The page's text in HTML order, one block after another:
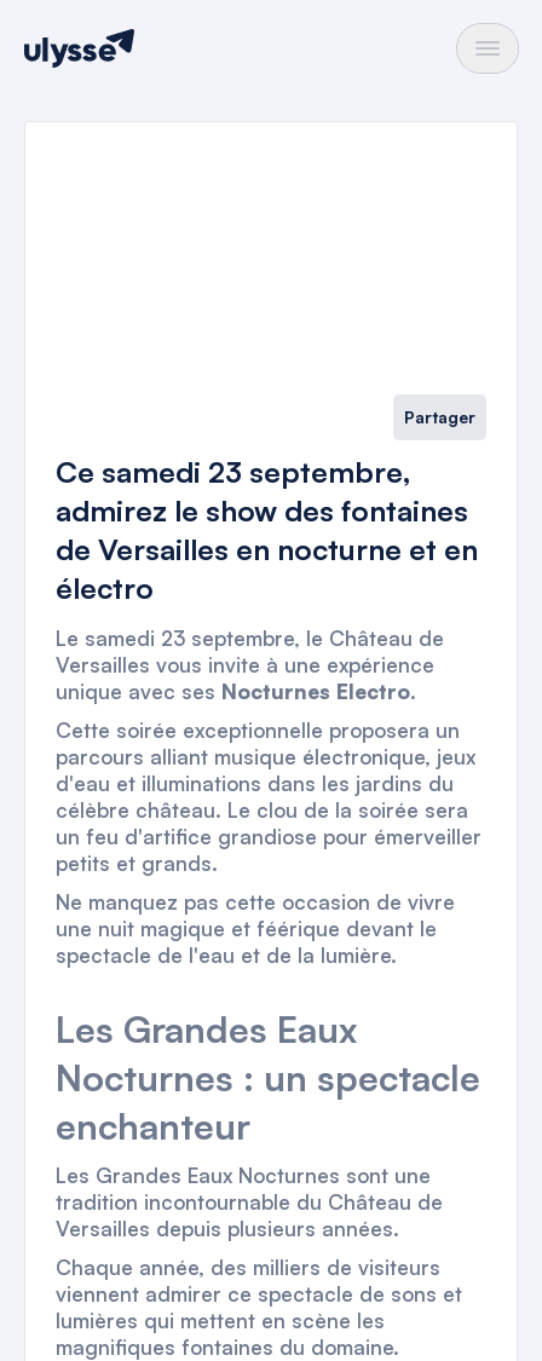
Partager
Ce samedi 23 septembre,
admirez le show des fontaines
de Versailles en nocturne et en
électro
Le samedi 23 septembre, le Château de
Versailles vous invite à une expérience
unique avec ses Nocturnes Electro.
Cette soirée exceptionnelle proposera un
parcours alliant musique électronique, jeux
d'eau et illuminations dans les jardins du
célèbre château. Le clou de la soirée sera
un feu d'artifice grandiose pour émerveiller
petits et grands.
Ne manquez pas cette occasion de vivre
une nuit magique et féérique devant le
spectacle de l'eau et de la lumière.
Les Grandes Eaux
Nocturnes : un spectacle
enchanteur
Les Grandes Eaux Nocturnes sont une
tradition incontournable du Château de
Versailles depuis plusieurs années.
Chaque année, des milliers de visiteurs
viennent admirer ce spectacle de sons et
lumières qui mettent en scène les
magnifiques fontaines du domaine.